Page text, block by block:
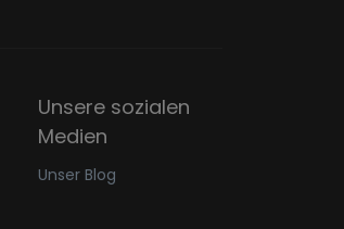
Unsere sozialen
Medien
Unser Blog